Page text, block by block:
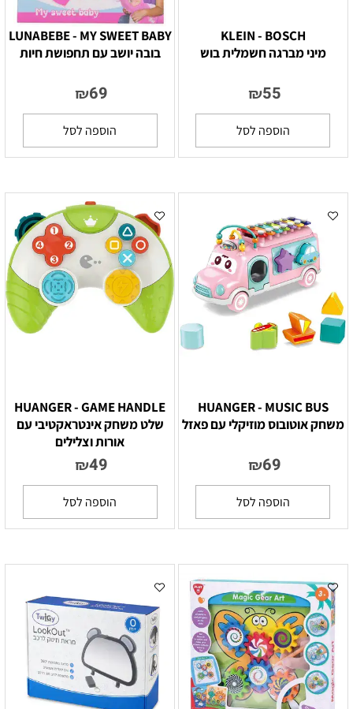
KLEIN - BOSCH
מיני מברגה חשמלית בוש
₪55
הוספה לסל
LUNABEBE - MY SWEET BABY
בובה יושב עם תחפושת חיות
₪69
הוספה לסל
HUANGER - MUSIC BUS
משחק אוטובוס מוזיקלי עם פאזל
₪69
הוספה לסל
HUANGER - GAME HANDLE
שלט משחק אינטראקטיבי עם
אורות וצלילים
₪49
הוספה לסל